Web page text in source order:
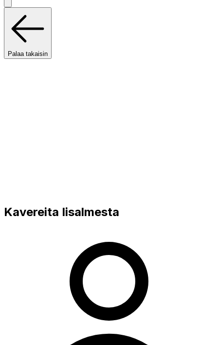
Palaa takaisin
Kavereita Iisalmesta